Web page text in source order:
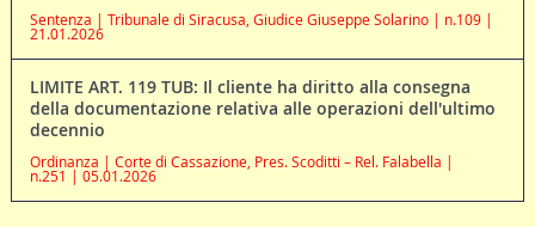
Sentenza | Tribunale di Siracusa, Giudice Giuseppe Solarino | n.109 |
21.01.2026
LIMITE ART. 119 TUB: Il cliente ha diritto alla consegna
della documentazione relativa alle operazioni dell'ultimo
decennio
Ordinanza | Corte di Cassazione, Pres. Scoditti – Rel. Falabella |
n.251 | 05.01.2026